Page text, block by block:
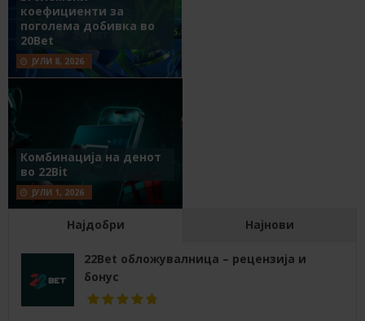
коефициенти за
поголема добивка во
20Bet
ЈУЛИ 8, 2026
Комбинација на денот
во 22Bit
ЈУЛИ 1, 2026
Најдобри Најнови
22Bet обложувалница – рецензија и
бонус